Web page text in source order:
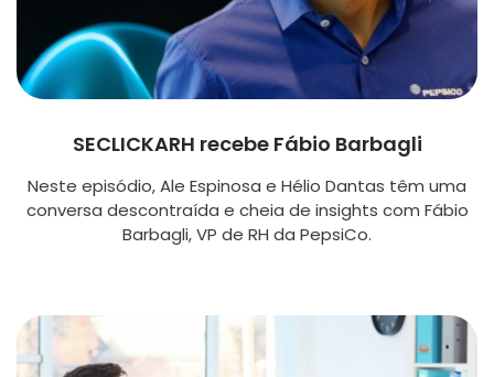
SECLICKARH recebe Fábio Barbagli
Neste episódio, Ale Espinosa e Hélio Dantas têm uma
conversa descontraída e cheia de insights com Fábio
Barbagli, VP de RH da PepsiCo.